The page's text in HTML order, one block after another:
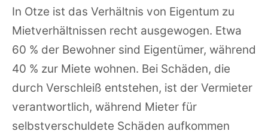
In Otze ist das Verhältnis von Eigentum zu
Mietverhältnissen recht ausgewogen. Etwa
60 % der Bewohner sind Eigentümer, während
40 % zur Miete wohnen. Bei Schäden, die
durch Verschleiß entstehen, ist der Vermieter
verantwortlich, während Mieter für
selbstverschuldete Schäden aufkommen